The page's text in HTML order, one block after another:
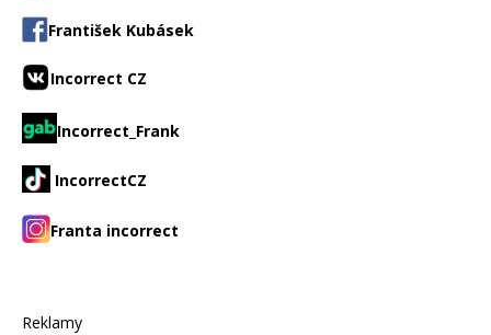
František Kubásek
Incorrect CZ
Incorrect_Frank
IncorrectCZ
Franta incorrect
Reklamy